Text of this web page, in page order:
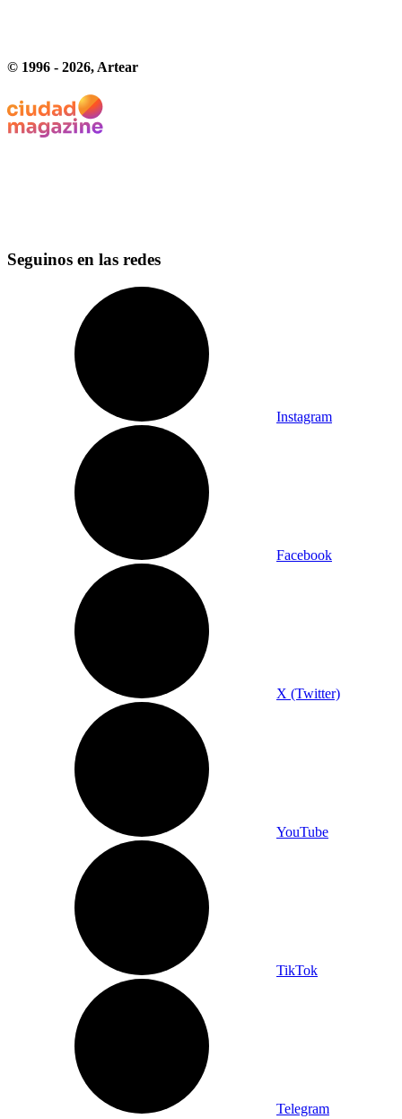
© 1996 - 2026, Artear
Seguinos en las redes
Instagram
Facebook
X (Twitter)
YouTube
TikTok
Telegram